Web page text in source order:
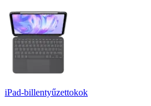
iPad-billentyűzettokok